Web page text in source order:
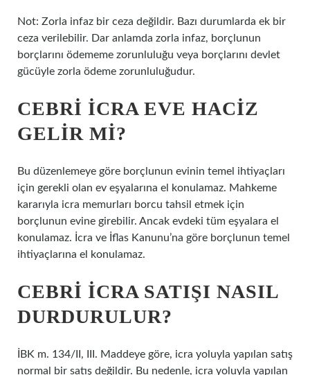
Not: Zorla infaz bir ceza değildir. Bazı durumlarda ek bir
ceza verilebilir. Dar anlamda zorla infaz, borçlunun
borçlarını ödememe zorunluluğu veya borçlarını devlet
gücüyle zorla ödeme zorunluluğudur.
CEBRI ICRA EVE HACIZ
GELIR MI?
Bu düzenlemeye göre borçlunun evinin temel ihtiyaçları
için gerekli olan ev eşyalarına el konulamaz. Mahkeme
kararıyla icra memurları borcu tahsil etmek için
borçlunun evine girebilir. Ancak evdeki tüm eşyalara el
konulamaz. İcra ve İflas Kanunu’na göre borçlunun temel
ihtiyaçlarına el konulamaz.
CEBRI ICRA SATIŞI NASIL
DURDURULUR?
İBK m. 134/II, III. Maddeye göre, icra yoluyla yapılan satış
normal bir satış değildir. Bu nedenle, icra yoluyla yapılan